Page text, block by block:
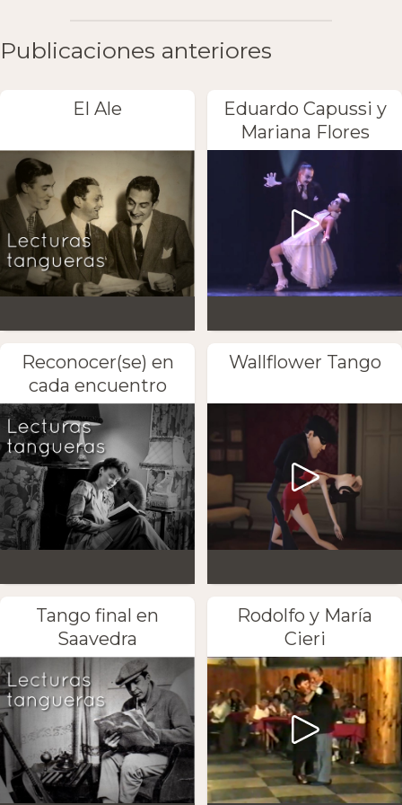
Publicaciones anteriores
El Ale
Eduardo Capussi y
Mariana Flores
Reconocer(se) en
cada encuentro
Wallflower Tango
Tango final en
Saavedra
Rodolfo y María
Cieri